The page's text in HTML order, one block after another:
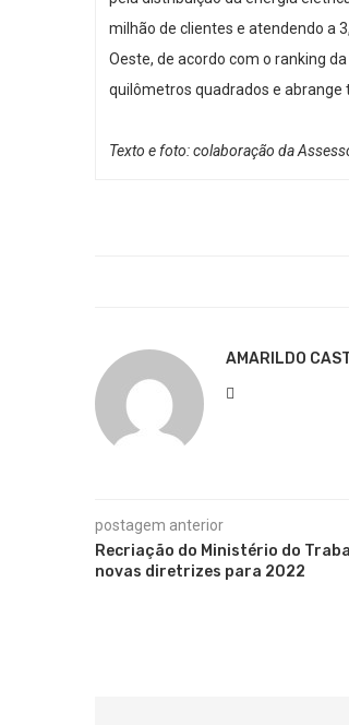
milhão de clientes e atendendo a
Oeste, de acordo com o ranking
quilômetros quadrados e abrange
Texto e foto: colaboração da
AMARILDO
postagem anterior
Recriação do Ministério do
novas diretrizes para 2022